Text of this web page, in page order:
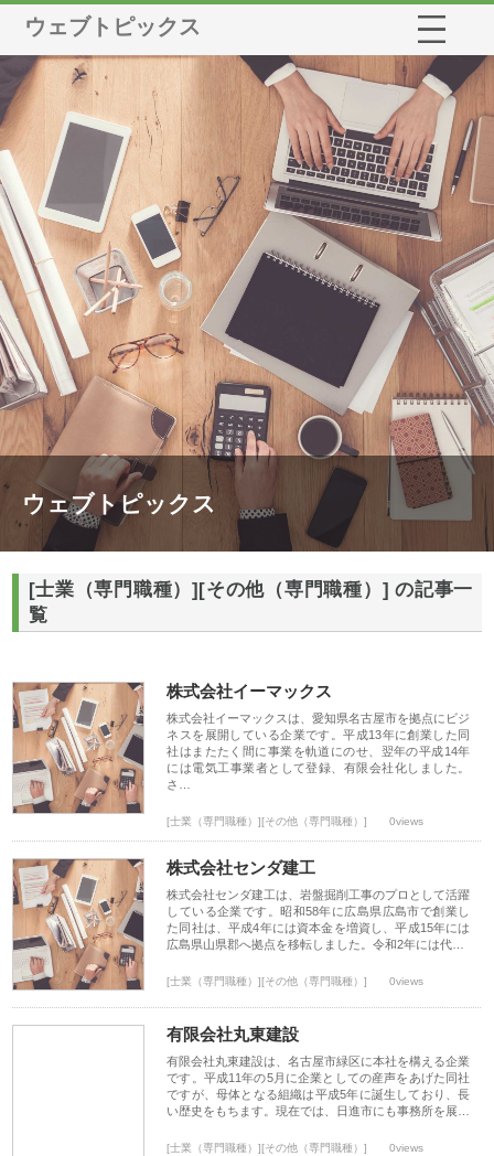
ウェブトピックス
ウェブトピックス
[士業（専門職種）][その他（専門職種）] の記事一
覧
株式会社イーマックス
株式会社イーマックスは、愛知県名古屋市を拠点にビジ
ネスを展開している企業です。平成13年に創業した同
社はまたたく間に事業を軌道にのせ、翌年の平成14年
には電気工事業者として登録、有限会社化しました。
さ…
[士業（専門職種）][その他（専門職種）] 0views
株式会社センダ建工
株式会社センダ建工は、岩盤掘削工事のプロとして活躍
している企業です。昭和58年に広島県広島市で創業し
た同社は、平成4年には資本金を増資し、平成15年には
広島県山県郡へ拠点を移転しました。令和2年には代…
[士業（専門職種）][その他（専門職種）] 0views
有限会社丸東建設
有限会社丸東建設は、名古屋市緑区に本社を構える企業
です。平成11年の5月に企業としての産声をあげた同社
ですが、母体となる組織は平成5年に誕生しており、長
い歴史をもちます。現在では、日進市にも事務所を展…
[士業（専門職種）][その他（専門職種）] 0views